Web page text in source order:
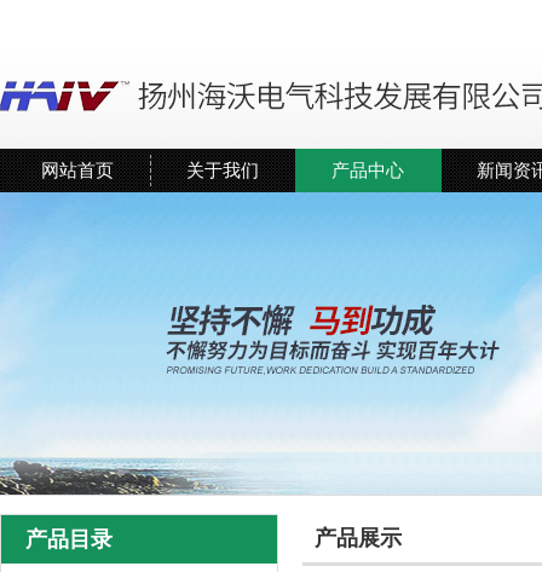
网站首页 关于我们 产品中心 新闻资
产品目录 产品展示